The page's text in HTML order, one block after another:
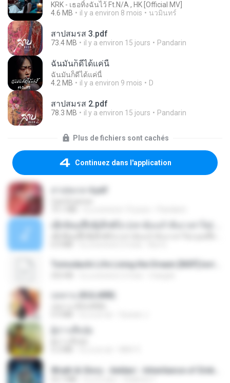
KRK - เธอทิ้งฉันไว้ Ft.N/A , HK [Official MV]
4.6 MB
il y a environ 8 mois นวมินทร์
สาปสมรส 3.pdf
73.4 MB il y a environ 15 jours Pandarin
ฉันมันก็ดีได้แค่นี้
ฉันมันก็ดีได้แค่นี้
4.2 MB
il y a environ 9 mois D
สาปสมรส 2.pdf
78.3 MB il y a environ 15 jours Pandarin
Plus de fichiers sont cachés
Continuez dans l'application
สาปสมรส 4.pdf
กุหลาบ (KULARB)